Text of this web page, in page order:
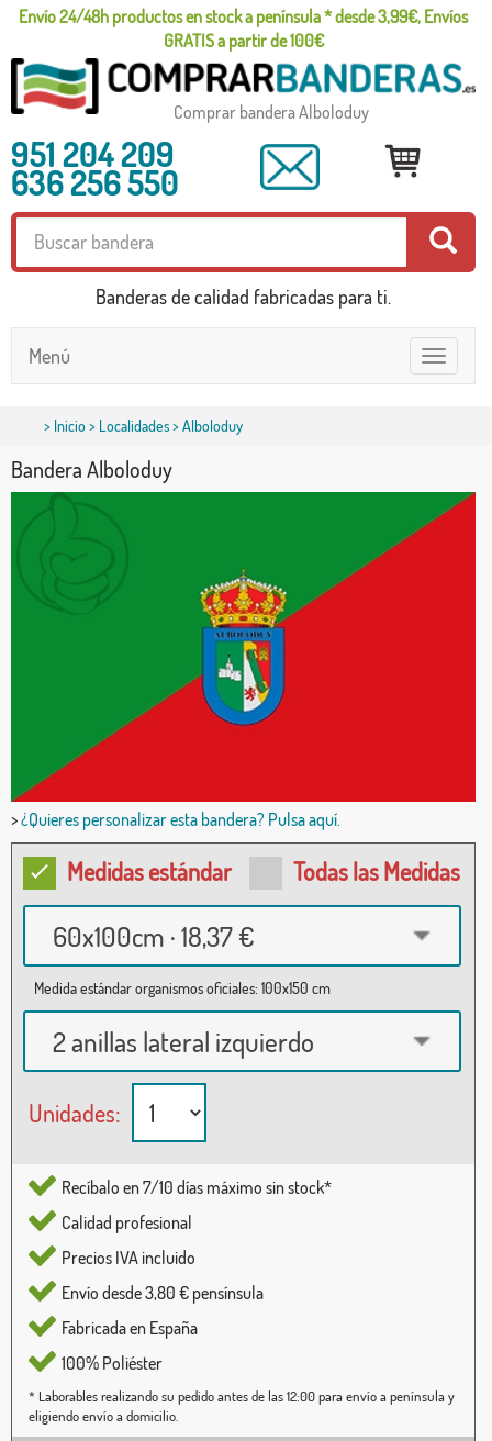
Envío 24/48h productos en stock a península * desde 3,99€, Envíos
GRATIS a partir de 100€
Comprar bandera Alboloduy
951 204 209
636 256 550
Banderas de calidad fabricadas para ti.
Toggle
navigation
Menú
> Inicio> Localidades> Alboloduy
Bandera Alboloduy
>¿Quieres personalizar esta bandera? Pulsa aquí.
Medidas estándar Todas las Medidas
60x100cm · 18,37 €
Medida estándar organismos oficiales: 100x150 cm
2 anillas lateral izquierdo
Unidades:
Recíbalo en 7/10 días máximo sin stock*
Calidad profesional
Precios IVA incluido
Envío desde 3,80 € pensínsula
Fabricada en España
100% Poliéster
* Laborables realizando su pedido antes de las 12:00 para envío a península y
eligiendo envío a domicilio.